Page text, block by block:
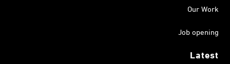
Our Work
Job opening
Latest